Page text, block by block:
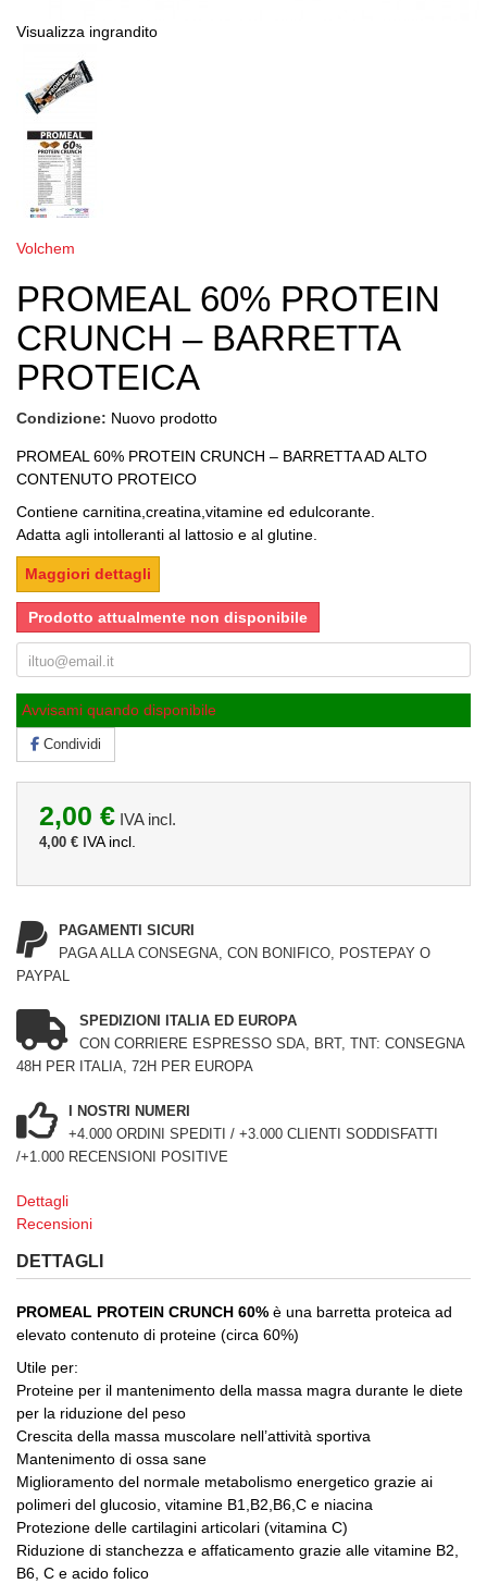
Visualizza ingrandito
Volchem
PROMEAL 60% PROTEIN
CRUNCH – BARRETTA
PROTEICA
Condizione: Nuovo prodotto
PROMEAL 60% PROTEIN CRUNCH – BARRETTA AD ALTO
CONTENUTO PROTEICO
Contiene carnitina,creatina,vitamine ed edulcorante.
Adatta agli intolleranti al lattosio e al glutine.
Maggiori dettagli
Prodotto attualmente non disponibile
Avvisami quando disponibile
Condividi
2,00 € IVA incl.
4,00 € IVA incl.
PAGAMENTI SICURI
PAGA ALLA CONSEGNA, CON BONIFICO, POSTEPAY O
PAYPAL
SPEDIZIONI ITALIA ED EUROPA
CON CORRIERE ESPRESSO SDA, BRT, TNT: CONSEGNA
48H PER ITALIA, 72H PER EUROPA
I NOSTRI NUMERI
+4.000 ORDINI SPEDITI / +3.000 CLIENTI SODDISFATTI
/+1.000 RECENSIONI POSITIVE
Dettagli
Recensioni
DETTAGLI
PROMEAL PROTEIN CRUNCH 60% è una barretta proteica ad
elevato contenuto di proteine (circa 60%)
Utile per:
Proteine per il mantenimento della massa magra durante le diete
per la riduzione del peso
Crescita della massa muscolare nell’attività sportiva
Mantenimento di ossa sane
Miglioramento del normale metabolismo energetico grazie ai
polimeri del glucosio, vitamine B1,B2,B6,C e niacina
Protezione delle cartilagini articolari (vitamina C)
Riduzione di stanchezza e affaticamento grazie alle vitamine B2,
B6, C e acido folico